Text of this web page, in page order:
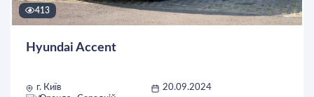
413
Hyundai Accent
г. Київ
20.09.2024